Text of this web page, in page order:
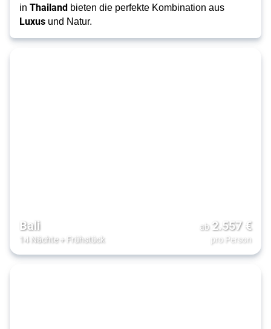
in Thailand bieten die perfekte Kombination aus
Luxus und Natur.
Bali
14 Nächte+ Frühstück
ab 2.557€
pro Person